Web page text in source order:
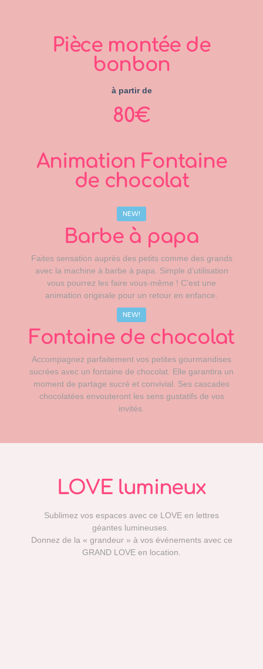
Pièce montée de
bonbon
à partir de
80€
Animation Fontaine
de chocolat
NEW!
Barbe à papa
Faites sensation auprès des petits comme des grands
avec la machine à barbe à papa. Simple d’utilisation
vous pourrez les faire vous-même ! C’est une
animation originale pour un retour en enfance.
NEW!
Fontaine de chocolat
Accompagnez parfaitement vos petites gourmandises
sucrées avec un fontaine de chocolat. Elle garantira un
moment de partage sucré et convivial. Ses cascades
chocolatées envouteront les sens gustatifs de vos
invités.
LOVE lumineux
Sublimez vos espaces avec ce LOVE en lettres
géantes lumineuses.
Donnez de la « grandeur » à vos événements avec ce
GRAND LOVE en location.